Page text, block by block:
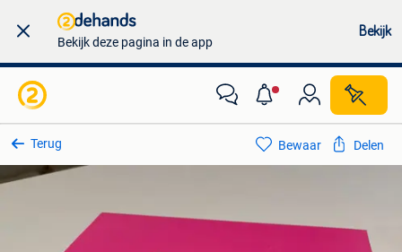
Bekijk deze pagina in de app
Bekijk
Terug Bewaar Delen